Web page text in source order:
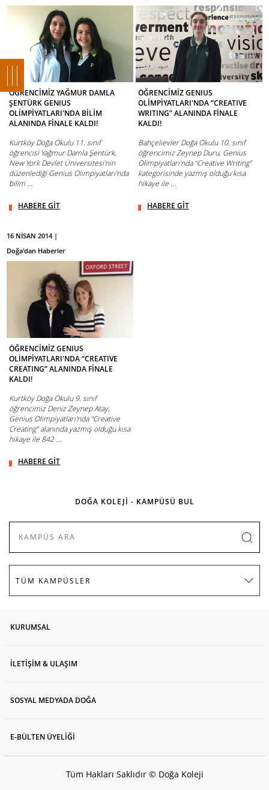
ÖĞRENCİMİZ YAĞMUR DAMLA
ŞENTÜRK GENIUS
OLİMPİYATLARI'NDA BİLİM
ALANINDA FİNALE KALDI!
Kurtköy Doğa Okulu 11. sınıf
öğrencisi Yağmur Damla Şentürk,
New York Devlet Üniversitesi’nin
düzenlediği Genius Olimpiyatları'nda
bilim ...
HABERE GİT
ÖĞRENCİMİZ GENIUS
OLİMPİYATLARI'NDA “CREATIVE
WRITING” ALANINDA FİNALE
KALDI!
Bahçelievler Doğa Okulu 10. sınıf
öğrencimiz Zeynep Duru, Genius
Olimpiyatları'nda “Creative Writing”
kategorisinde yazmış olduğu kısa
hikaye ile ...
HABERE GİT
16 NİSAN 2014 |
Doğa'dan Haberler
ÖĞRENCİMİZ GENIUS
OLİMPİYATLARI'NDA “CREATIVE
CREATING” ALANINDA FİNALE
KALDI!
Kurtköy Doğa Okulu 9. sınıf
öğrencimiz Deniz Zeynep Atay,
Genius Olimpiyatları'nda “Creative
Creating” alanında yazmış olduğu kısa
hikaye ile 842 ...
HABERE GİT
DOĞA KOLEJİ - KAMPÜSÜ BUL
KURUMSAL
İLETİŞİM & ULAŞIM
SOSYAL MEDYADA DOĞA
E-BÜLTEN ÜYELİĞİ
Tüm Hakları Saklıdır © Doğa Koleji